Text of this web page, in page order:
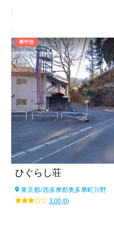
車中泊
ひぐらし荘
東京都/西多摩郡奥多摩町川野
3.00(0)